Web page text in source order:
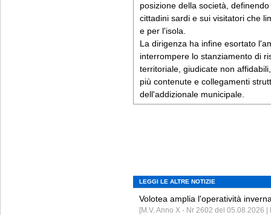
posizione della società,
cittadini sardi e sui visitatori che
e per l'isola.
La dirigenza ha infine esortato
interrompere lo stanziamento di
territoriale, giudicate non
più contenute e collegamenti
dell'addizionale municipale.
LEGGI LE ALTRE NOTIZIE
Volotea amplia l'operatività
[M.V. Anno X - Nr 2602 del 05.08.2026 |